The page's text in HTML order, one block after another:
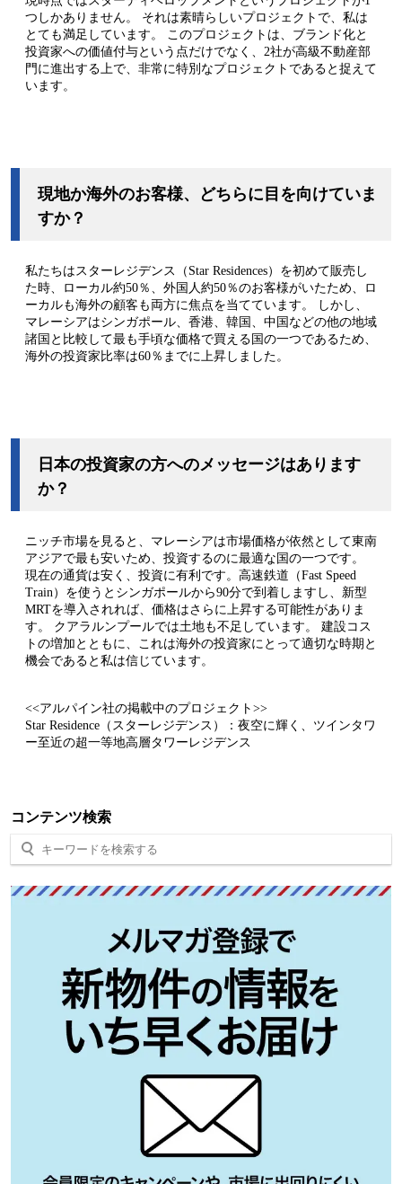
つしかありません。 それは素晴らしいプロジェクトで、私は
とても満足しています。 このプロジェクトは、ブランド化と
投資家への価値付与という点だけでなく、2社が高級不動産部
門に進出する上で、非常に特別なプロジェクトであると捉えて
います。
現地か海外のお客様、どちらに目を向けていま
すか？
私たちはスターレジデンス（Star Residences）を初めて販売し
た時、ローカル約50％、外国人約50％のお客様がいたため、ロ
ーカルも海外の顧客も両方に焦点を当てています。 しかし、
マレーシアはシンガポール、香港、韓国、中国などの他の地域
諸国と比較して最も手頃な価格で買える国の一つであるため、
海外の投資家比率は60％までに上昇しました。
日本の投資家の方へのメッセージはあります
か？
ニッチ市場を見ると、マレーシアは市場価格が依然として東南
アジアで最も安いため、投資するのに最適な国の一つです。
現在の通貨は安く、投資に有利です。高速鉄道（Fast Speed
Train）を使うとシンガポールから90分で到着しますし、新型
MRTを導入されれば、価格はさらに上昇する可能性がありま
す。 クアラルンプールでは土地も不足しています。 建設コス
トの増加とともに、これは海外の投資家にとって適切な時期と
機会であると私は信じています。
<<アルパイン社の掲載中のプロジェクト>>
Star Residence（スターレジデンス）：夜空に輝く、ツインタワ
ー至近の超一等地高層タワーレジデンス
コンテンツ検索